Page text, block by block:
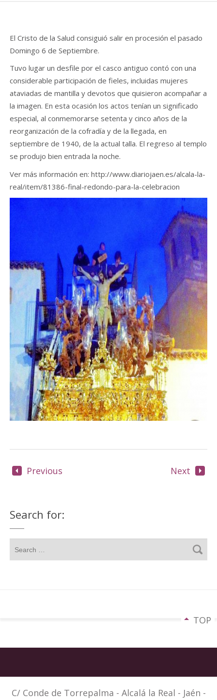
El Cristo de la Salud consiguió salir en procesión el pasado
Domingo 6 de Septiembre.
Tuvo lugar un desfile por el casco antiguo contó con una
considerable participación de fieles, incluidas mujeres
ataviadas de mantilla y devotos que quisieron acompañar a
la imagen. En esta ocasión los actos tenían un significado
especial, al conmemorarse setenta y cinco años de la
reorganización de la cofradía y de la llegada, en
septiembre de 1940, de la actual talla. El regreso al templo
se produjo bien entrada la noche.
Ver más información en: http://www.diariojaen.es/alcala-la-
real/item/81386-final-redondo-para-la-celebracion
Previous Next
Search for:
TOP
C/ Conde de Torrepalma - Alcalá la Real - Jaén -